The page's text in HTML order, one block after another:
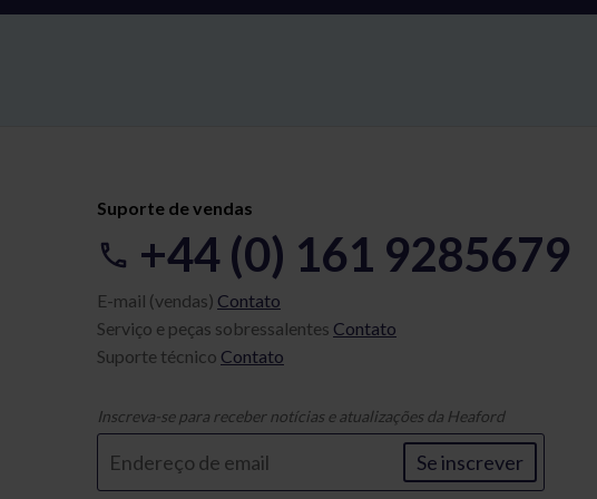
Suporte de vendas
+44 (0) 161 9285679
E-mail (vendas) Contato
Serviço e peças sobressalentes Contato
Suporte técnico Contato
Inscreva-se para receber notícias e atualizações da Heaford
Se inscrever